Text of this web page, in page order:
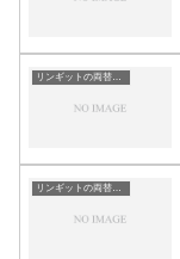
リンギットの両替目安
リンギットの両替目安